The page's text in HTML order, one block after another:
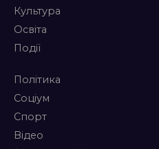
Культура
Освіта
Події
Політика
Соціум
Спорт
Відео